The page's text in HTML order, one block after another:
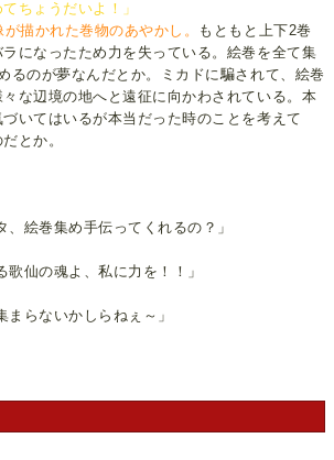
ちょうだいよ！」
描かれた巻物のあやかし。
もともと上下2巻
になったため力を失っている。絵巻を全て集
るのが夢なんだとか。ミカドに騙されて、絵巻
な辺境の地へと遠征に向かわされている。本
いてはいるが本当だった時のことを考えて
とか。
、絵巻集め手伝ってくれるの？」
歌仙の魂よ、私に力を！！」
まらないかしらねぇ～」